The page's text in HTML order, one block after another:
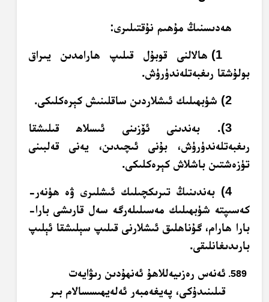
ھەدىسنىڭ مۇھىم نۇقتىلىرى:
1) ھالالنى قوبۇل قىلىپ ھارامدىن يىراق
بولۇشقا رىغبەتلەندۈرۈش.
2) شۈبھىلىك ئىشلاردىن ساقلىنىش كېرەكلىكى.
3). بەندىنى ئۆزىنى ئىسلاھ قىلىشقا
رىغبەتلەندۈرۈش، بۇنى ئىچىدىن، يەنى قەلبىنى
تۈزەشتىن باشلاش كېرەكلىكى.
4) بەندىنىڭ تىرىكچىلىك ئىشلىرى ۋە ھۈنەر-
كەسىپتە شۈبھىلىك مەسىلىلەرگە سەل قارىشى بارا-
بارا ھارام، گۇناھلىق ئىشلارنى قىلىپ سېلىشقا ئېلىپ
بارىدىغانلىقى.
ئەنەس رەزىيەللاھۇ ئەنھۇدىن رىۋايەت
قىلىنىدۇكى، پەيغەمبەر ئەلەيھىسسالام بىر